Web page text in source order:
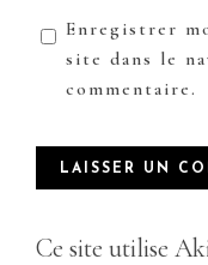
Enregistrer
site dans le
commentaire.
Ce site utilise